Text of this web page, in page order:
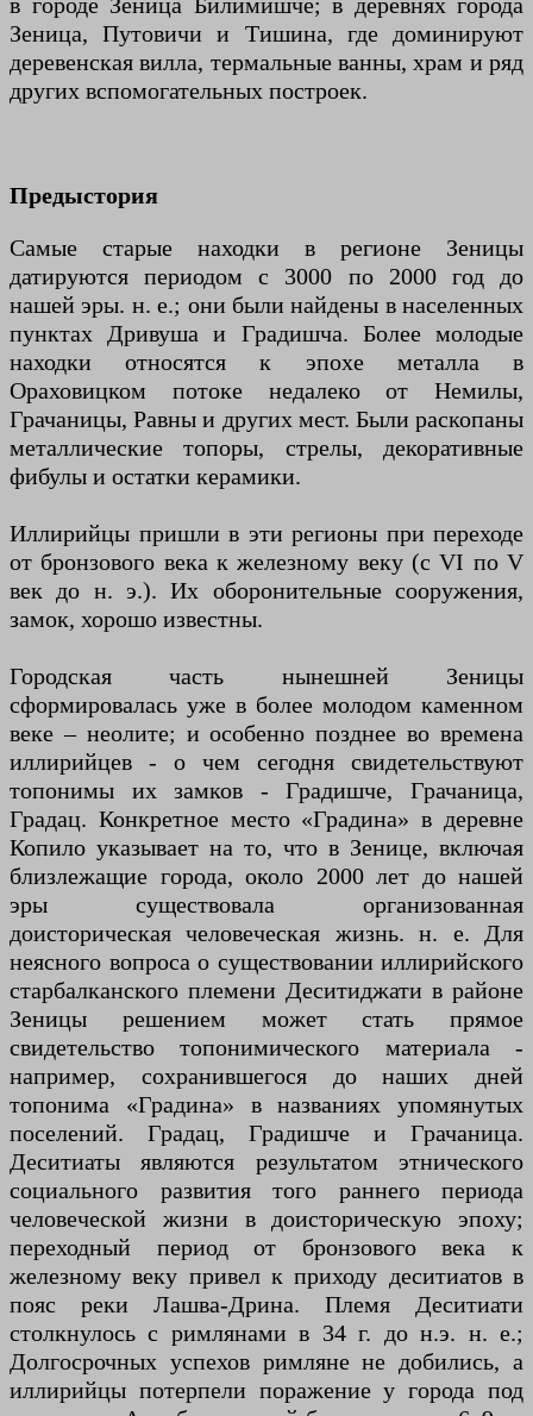
Зеница, Путовичи и Тишина, где доминируют
деревенская вилла, термальные ванны, храм и ряд
других вспомогательных построек.
Предыстория
Самые старые находки в регионе Зеницы
датируются периодом с 3000 по 2000 год до
нашей эры. н. е.; они были найдены в населенных
пунктах Дривуша и Градишча. Более молодые
находки относятся к эпохе металла в
Ораховицком потоке недалеко от Немилы,
Грачаницы, Равны и других мест. Были раскопаны
металлические топоры, стрелы, декоративные
фибулы и остатки керамики.
Иллирийцы пришли в эти регионы при переходе
от бронзового века к железному веку (с VI по V
век до н. э.). Их оборонительные сооружения,
замок, хорошо известны.
Городская часть нынешней Зеницы
сформировалась уже в более молодом каменном
веке – неолите; и особенно позднее во времена
иллирийцев - о чем сегодня свидетельствуют
топонимы их замков - Градишче, Грачаница,
Градац. Конкретное место «Градина» в деревне
Копило указывает на то, что в Зенице, включая
близлежащие города, около 2000 лет до нашей
эры существовала организованная
доисторическая человеческая жизнь. н. е. Для
неясного вопроса о существовании иллирийского
старбалканского племени Деситиджати в районе
Зеницы решением может стать прямое
свидетельство топонимического материала -
например, сохранившегося до наших дней
топонима «Градина» в названиях упомянутых
поселений. Градац, Градишче и Грачаница.
Деситиаты являются результатом этнического
социального развития того раннего периода
человеческой жизни в доисторическую эпоху;
переходный период от бронзового века к
железному веку привел к приходу деситиатов в
пояс реки Лашва-Дрина. Племя Деситиати
столкнулось с римлянами в 34 г. до н.э. н. е.;
Долгосрочных успехов римляне не добились, а
иллирийцы потерпели поражение у города под